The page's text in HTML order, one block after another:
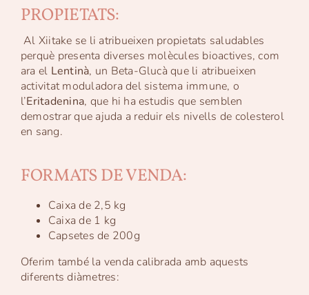
PROPIETATS:
Al Xiitake se li atribueixen propietats saludables
perquè presenta diverses molècules bioactives, com
ara el Lentinà, un Beta-Glucà que li atribueixen
activitat moduladora del sistema immune, o
l’Eritadenina, que hi ha estudis que semblen
demostrar que ajuda a reduir els nivells de colesterol
en sang.
FORMATS DE VENDA:
Caixa de 2,5 kg
Caixa de 1 kg
Capsetes de 200g
Oferim també la venda calibrada amb aquests
diferents diàmetres: